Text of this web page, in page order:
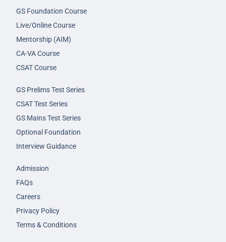
GS Foundation Course
Live/Online Course
Mentorship (AIM)
CA-VA Course
CSAT Course
GS Prelims Test Series
CSAT Test Series
GS Mains Test Series
Optional Foundation
Interview Guidance
Admission
FAQs
Careers
Privacy Policy
Terms & Conditions